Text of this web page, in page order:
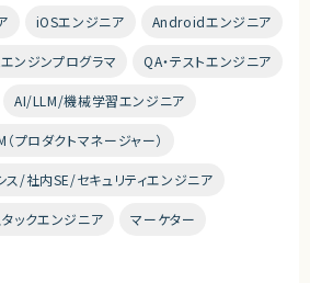
iOSエンジニア Androidエンジニア
ンジンプログラマ QA・テストエンジニア
AI/LLM/機械学習エンジニア
プロダクトマネージャー）
ス/社内SE/セキュリティエンジニア
ックエンジニア マーケター